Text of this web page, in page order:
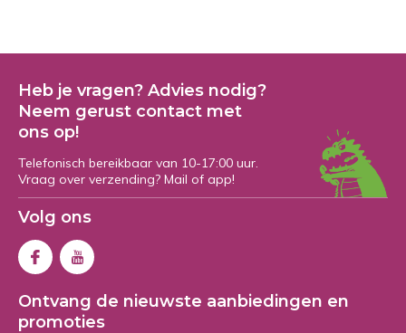
Heb je vragen? Advies nodig?
Neem gerust contact met
ons op!
Telefonisch bereikbaar van 10-17:00 uur.
Vraag over verzending? Mail of app!
Volg ons
Ontvang de nieuwste aanbiedingen en
promoties